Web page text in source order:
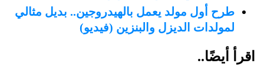
طرح أول مولد يعمل بالهيدروجين.. بديل مثالي
لمولدات الديزل والبنزين (فيديو)
اقرأ أيضًا..